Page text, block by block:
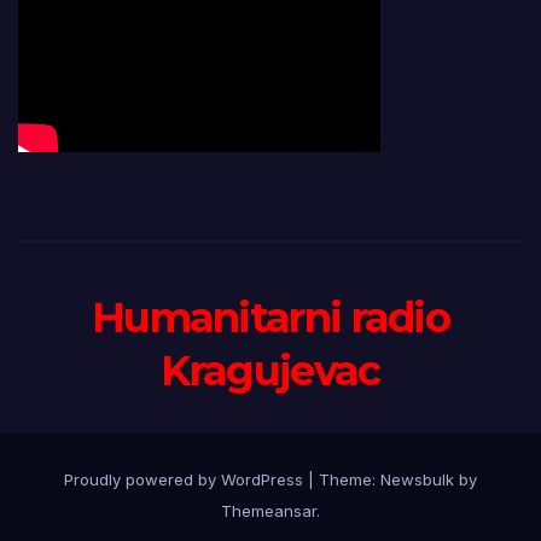
Humanitarni radio
Kragujevac
Proudly powered by WordPress Theme: Newsbulk by
Themeansar.